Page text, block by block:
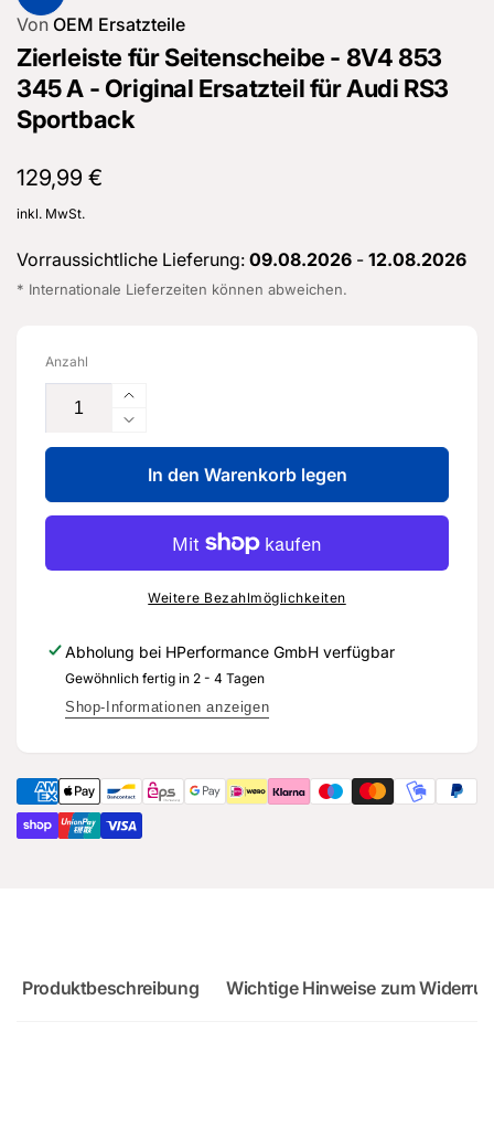
Von OEM Ersatzteile
Zierleiste für Seitenscheibe - 8V4 853
345 A - Original Ersatzteil für Audi RS3
Sportback
Normaler
Preis
129,99 €
inkl. MwSt.
Vorraussichtliche Lieferung: 09.08.2026 - 12.08.2026
* Internationale Lieferzeiten können abweichen.
Anzahl
Erhöhe
die
Menge
für
Zierleiste
für
Seitenscheibe
-
8V4
A
-
Original
Audi
RS3
Sportback
Verringere
die
Menge
für
Zierleiste
Seitenscheibe
345
A
-
für
Audi
RS3
In den Warenkorb legen
Weitere Bezahlmöglichkeiten
Abholung bei HPerformance GmbH verfügbar
Gewöhnlich fertig in 2 - 4 Tagen
Shop-Informationen anzeigen
Produktbeschreibung Wichtige Hinweise zum